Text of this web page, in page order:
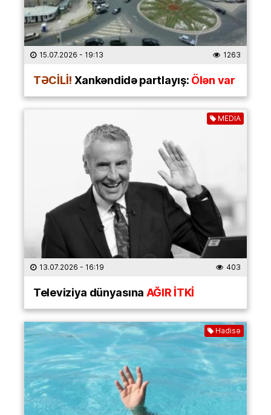
15.07.2026 - 19:13 1263
TƏCİLİ!Xankəndidə partlayış:Ölən var
MEDİA
13.07.2026 - 16:19 403
Televiziya dünyasınaAĞIR İTKİ
Hadisə